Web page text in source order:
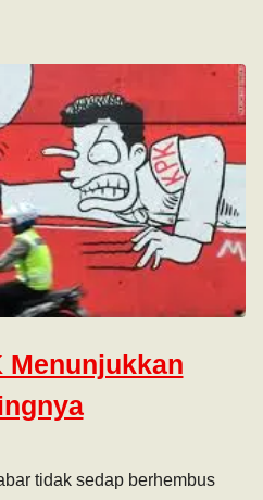
Menunjukkan
tidak sedap berhembus